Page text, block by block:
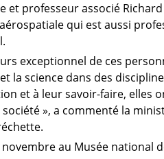
et professeur associé
qui est aussi
exceptionnel de ces
la science dans des
et à leur savoir-faire, elles
», a commenté la
au Musée national